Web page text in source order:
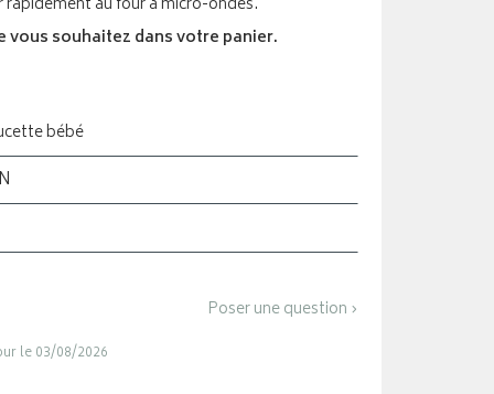
vous souhaitez dans votre panier.
bébé
Poser une question ›
le 03/08/2026